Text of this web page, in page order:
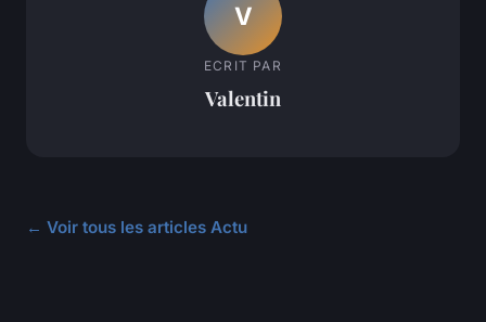
V
ECRIT PAR
Valentin
← Voir tous les articles Actu